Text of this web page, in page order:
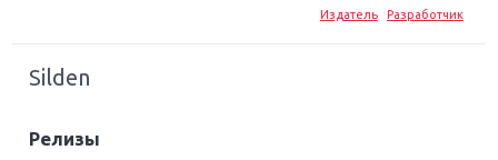
Издатель Разработчик
Silden
Релизы